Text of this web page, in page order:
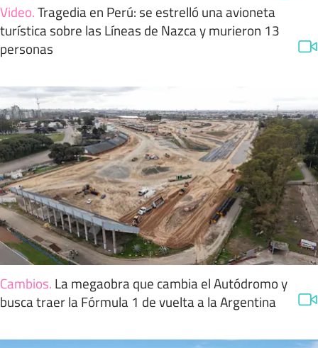
Video.Tragedia en Perú: se estrelló una avioneta
turística sobre las Líneas de Nazca y murieron 13
personas
Cambios. La megaobra que cambia el Autódromo y
busca traer la Fórmula 1 de vuelta a la Argentina